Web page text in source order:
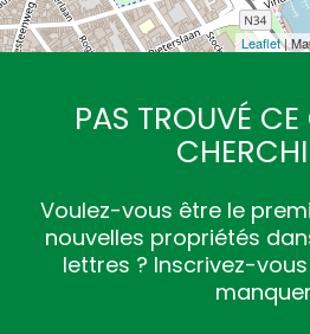
Leaflet|
PAS TROUVÉ
Voulez-vous être le
nouvelles propriétés
lettres ? Inscrivez-